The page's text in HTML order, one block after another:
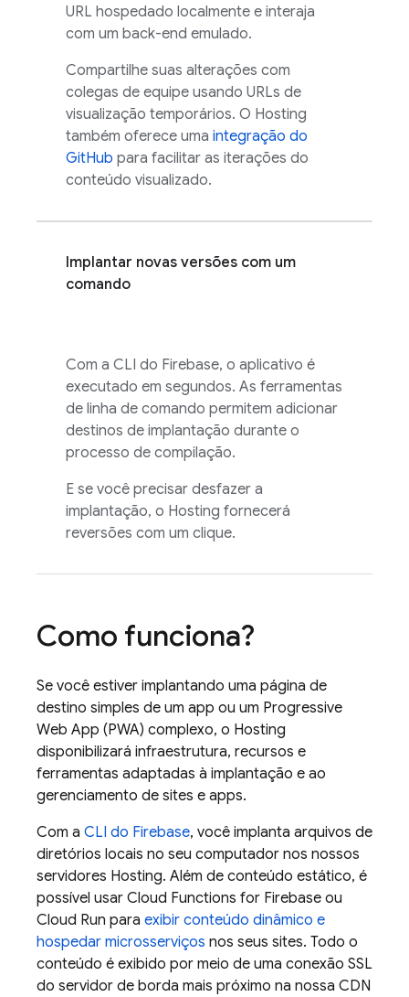
URL hospedado localmente e interaja
com um back-end emulado.
Compartilhe suas alterações com
colegas de equipe usando URLs de
visualização temporários. O Hosting
também oferece uma integração do
GitHub para facilitar as iterações do
conteúdo visualizado.
Implantar novas versões com um
comando
Com a CLI do Firebase, o aplicativo é
executado em segundos. As ferramentas
de linha de comando permitem adicionar
destinos de implantação durante o
processo de compilação.
E se você precisar desfazer a
implantação, o Hosting fornecerá
reversões com um clique.
Como funciona?
Se você estiver implantando uma página de
destino simples de um app ou um Progressive
Web App (PWA) complexo, o Hosting
disponibilizará infraestrutura, recursos e
ferramentas adaptadas à implantação e ao
gerenciamento de sites e apps.
Com a CLI do Firebase, você implanta arquivos de
diretórios locais no seu computador nos nossos
servidores Hosting. Além de conteúdo estático, é
possível usar Cloud Functions for Firebase ou
Cloud Run para exibir conteúdo dinâmico e
hospedar microsserviços nos seus sites. Todo o
conteúdo é exibido por meio de uma conexão SSL
do servidor de borda mais próximo na nossa CDN